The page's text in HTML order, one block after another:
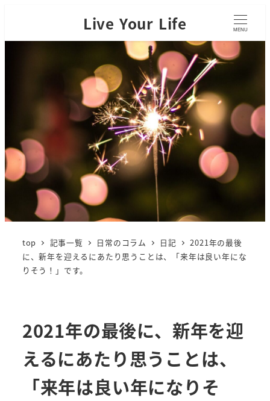
Live Your Life MENU
top 記事一覧 日常のコラム 日記
2021年の最後
に、新年を迎えるにあたり思うことは、「来年は良い年にな
りそう！」です。
2021年の最後に、新年を迎
えるにあたり思うことは、
「来年は良い年になりそ